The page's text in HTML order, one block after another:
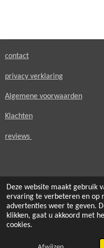
Deze website maakt gebruik
ervaring te verbeteren en op
advertenties weer te geven.
klikken, gaat u akkoord met
cookies.
contact
privacy verklaring
Algemene voorwaarden
Klachten
reviews
© 2021 - 2026
Powered byJouwWeb